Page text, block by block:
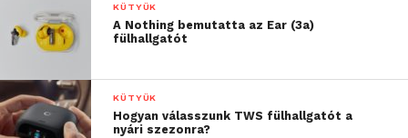
KÜTYÜK
A Nothing bemutatta az Ear (3a)
fülhallgatót
KÜTYÜK
Hogyan válasszunk TWS fülhallgatót a
nyári szezonra?